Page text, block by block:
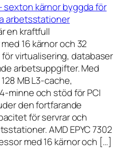
sexton kärnor byggda för
arbetsstationer
en kraftfull
16 kärnor och 32
virtualisering, databaser
arbetsuppgifter. Med
MB L3-cache,
minne och stöd för PCI
den fortfarande
för servrar och
AMD EPYC 7302
med 16 kärnor och […]